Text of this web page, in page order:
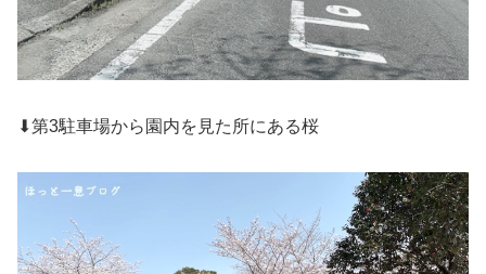
⬇第3駐車場から園内を見た所にある桜